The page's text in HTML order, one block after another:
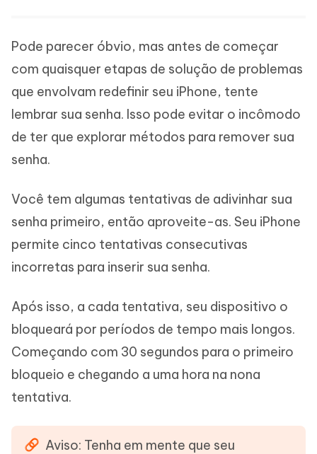
Pode parecer óbvio, mas antes de começar
com quaisquer etapas de solução de problemas
que envolvam redefinir seu iPhone, tente
lembrar sua senha. Isso pode evitar o incômodo
de ter que explorar métodos para remover sua
senha.
Você tem algumas tentativas de adivinhar sua
senha primeiro, então aproveite-as. Seu iPhone
permite cinco tentativas consecutivas
incorretas para inserir sua senha.
Após isso, a cada tentativa, seu dispositivo o
bloqueará por períodos de tempo mais longos.
Começando com 30 segundos para o primeiro
bloqueio e chegando a uma hora na nona
tentativa.
Aviso: Tenha em mente que seu